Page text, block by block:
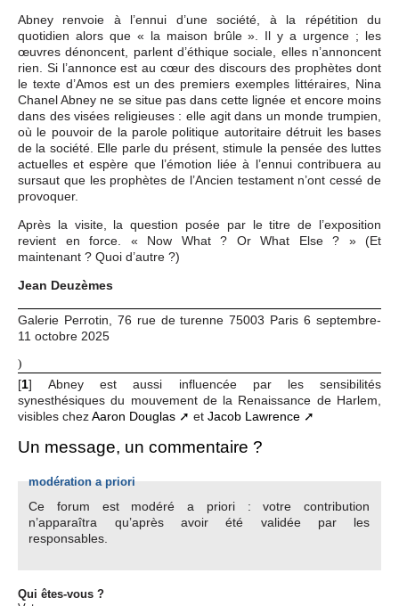
Abney renvoie à l’ennui d’une société, à la répétition du
quotidien alors que « la maison brûle ». Il y a urgence ; les
œuvres dénoncent, parlent d’éthique sociale, elles n’annoncent
rien. Si l’annonce est au cœur des discours des prophètes dont
le texte d’Amos est un des premiers exemples littéraires, Nina
Chanel Abney ne se situe pas dans cette lignée et encore moins
dans des visées religieuses : elle agit dans un monde trumpien,
où le pouvoir de la parole politique autoritaire détruit les bases
de la société. Elle parle du présent, stimule la pensée des luttes
actuelles et espère que l’émotion liée à l’ennui contribuera au
sursaut que les prophètes de l’Ancien testament n’ont cessé de
provoquer.
Après la visite, la question posée par le titre de l’exposition
revient en force. « Now What ? Or What Else ? » (Et
maintenant ? Quoi d’autre ?)
Jean Deuzèmes
Galerie Perrotin, 76 rue de turenne 75003 Paris 6 septembre-
11 octobre 2025
)
[1]Abney est aussi influencée par les sensibilités
synesthésiques du mouvement de la Renaissance de Harlem,
visibles chezAaron Douglas et Jacob Lawrence
Un message, un commentaire ?
modération a priori
Ce forum est modéré a priori : votre contribution
n’apparaîtra qu’après avoir été validée par les
responsables.
Qui êtes-vous ?